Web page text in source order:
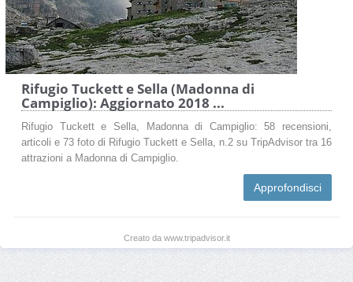
Rifugio Tuckett e Sella (Madonna di
Campiglio): Aggiornato 2018 ...
Rifugio Tuckett e Sella, Madonna di Campiglio: 58 recensioni,
articoli e 73 foto di Rifugio Tuckett e Sella, n.2 su TripAdvisor tra 16
attrazioni a Madonna di Campiglio.
Approfondisci
Creato da www.tripadvisor.it